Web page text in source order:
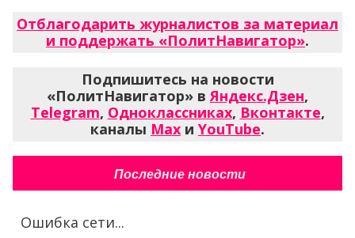
Отблагодарить журналистов за материал
и поддержать «ПолитНавигатор».
Подпишитесь на новости
«ПолитНавигатор» вЯндекс.Дзен,
Telegram, Одноклассниках, Вконтакте,
каналы Max и YouTube.
Последние новости
Ошибка сети...